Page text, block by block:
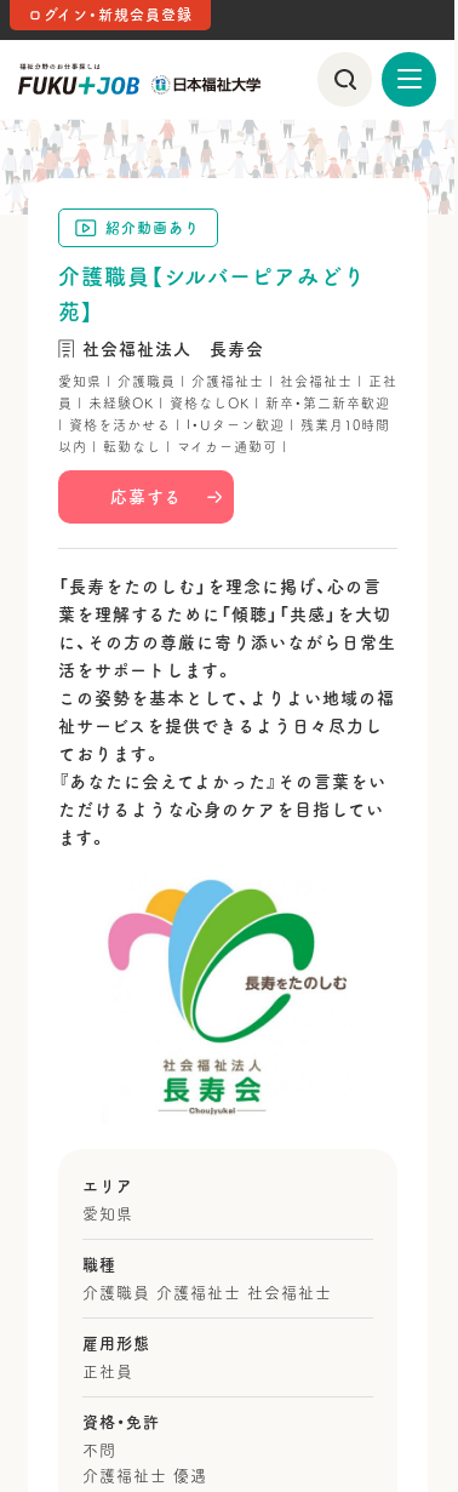
ログイン・新規会員登録
紹介動画あり
介護職員【シルバーピアみどり
苑】
社会福祉法人 長寿会
愛知県 | 介護職員 | 介護福祉士 | 社会福祉士 | 正社
員 | 未経験OK | 資格なしOK | 新卒・第二新卒歓迎
| 資格を活かせる | I・Uターン歓迎 | 残業月10時間
以内 | 転勤なし | マイカー通勤可 |
応募する
「長寿をたのしむ」を理念に掲げ、心の言
葉を理解するために「傾聴」「共感」を大切
に、その方の尊厳に寄り添いながら日常生
活をサポートします。
この姿勢を基本として、よりよい地域の福
祉サービスを提供できるよう日々尽力し
ております。
『あなたに会えてよかった』その言葉をい
ただけるような心身のケアを目指してい
ます。
エリア
愛知県
職種
介護職員 介護福祉士 社会福祉士
雇用形態
正社員
資格・免許
不問
介護福祉士 優遇